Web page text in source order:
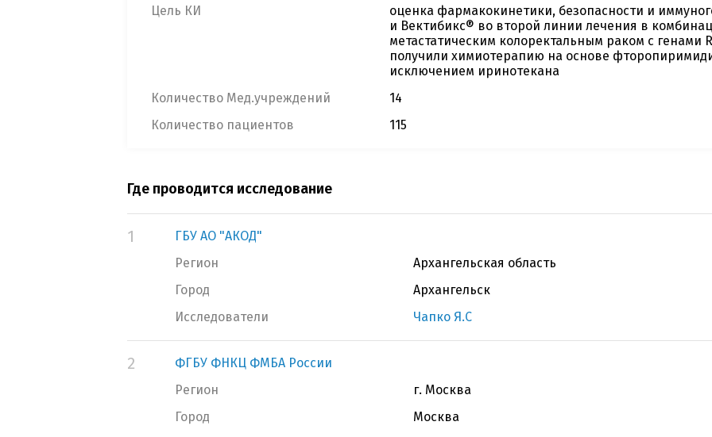
Цель КИ
оценка фармакокинетики, безопасности и
и Вектибикс® во второй линии лечения в
метастатическим колоректальным раком с генами
получили химиотерапию на основе
исключением иринотекана
Количество Мед.учреждений
14
Количество пациентов
115
Где проводится исследование
1
ГБУ АО "АКОД"
Регион
Архангельская область
Город
Архангельск
Исследователи
Чапко Я.С
2
ФГБУ ФНКЦ ФМБА России
Регион
г. Москва
Город
Москва